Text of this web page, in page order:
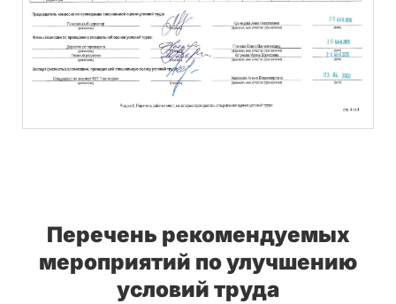
Перечень рекомендуемых
мероприятий по улучшению
условий труда